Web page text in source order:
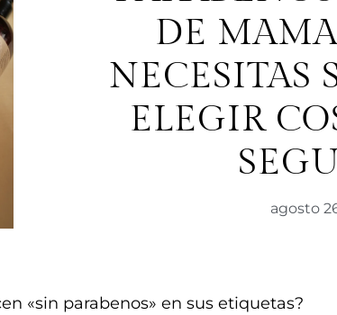
DE
NECESITAS
ELEGIR
agosto
«sin parabenos» en sus etiquetas?